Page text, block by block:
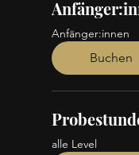
Anfänger:innen
Buchen
alle Level